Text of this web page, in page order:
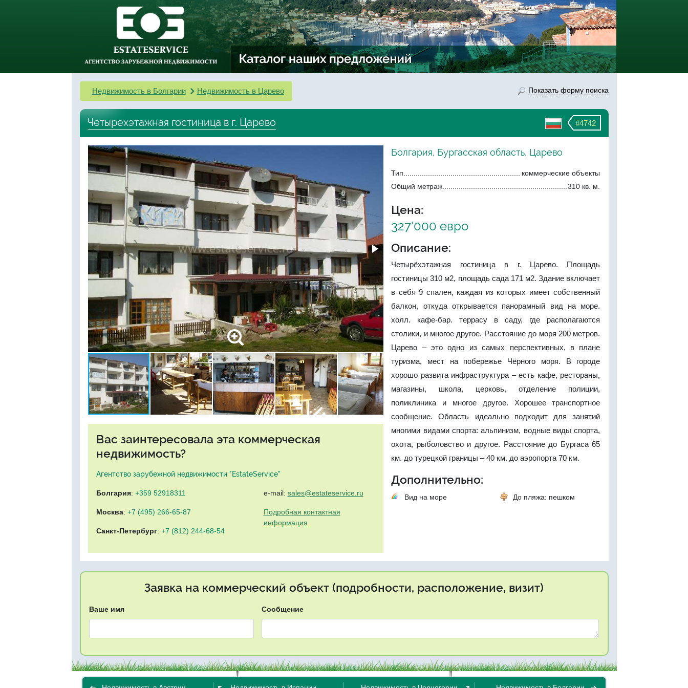
Недвижимость в Болгарии Недвижимость в Царево Показать форму поиска
#4742
Четырехэтажная гостиница в г. Царево
Вас заинтересовала эта коммерческая
недвижимость?
Агентство зарубежной недвижимости "EstateService"
Болгария: +359 52918311
Москва: +7 (495) 266-65-87
Санкт-Петербург: +7 (812) 244-68-54
e-mail: sales@estateservice.ru
Подробная контактная
информация
Болгария, Бургасская область, Царево
Тип
коммерческие объекты
Общий метраж
310 кв. м.
Цена:
327'000 евро
Описание:
Четырёхэтажная гостиница в г. Царево. Площадь
гостиницы 310 м2, площадь сада 171 м2. Здание включает
в себя 9 спален, каждая из которых имеет собственный
балкон, откуда открывается панорамный вид на море.
холл. кафе-бар. террасу в саду, где располагаются
столики, и многое другое. Расстояние до моря 200 метров.
Царево – это одно из самых перспективных, в плане
туризма, мест на побережье Чёрного моря. В городе
хорошо развита инфраструктура – есть кафе, рестораны,
магазины, школа, церковь, отделение полиции,
поликлиника и многое другое. Хорошее транспортное
сообщение. Область идеально подходит для занятий
многими видами спорта: альпинизм, водные виды спорта,
охота, рыболовство и другое. Расстояние до Бургаса 65
км. до турецкой границы – 40 км. до аэропорта 70 км.
Дополнительно:
Вид на море До пляжа: пешком
Заявка на коммерческий объект (подробности, расположение, визит)
Ваше имя Сообщение